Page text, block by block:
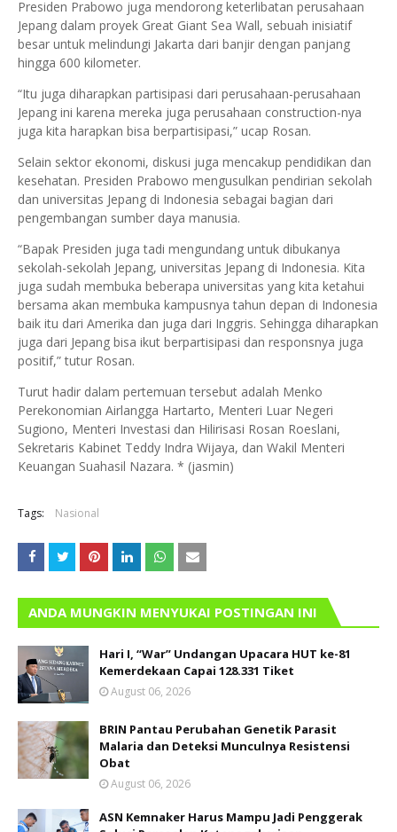
Presiden Prabowo juga mendorong keterlibatan perusahaan
Jepang dalam proyek Great Giant Sea Wall, sebuah inisiatif
besar untuk melindungi Jakarta dari banjir dengan panjang
hingga 600 kilometer.
“Itu juga diharapkan partisipasi dari perusahaan-perusahaan
Jepang ini karena mereka juga perusahaan construction-nya
juga kita harapkan bisa berpartisipasi,” ucap Rosan.
Selain sektor ekonomi, diskusi juga mencakup pendidikan dan
kesehatan. Presiden Prabowo mengusulkan pendirian sekolah
dan universitas Jepang di Indonesia sebagai bagian dari
pengembangan sumber daya manusia.
“Bapak Presiden juga tadi mengundang untuk dibukanya
sekolah-sekolah Jepang, universitas Jepang di Indonesia. Kita
juga sudah membuka beberapa universitas yang kita ketahui
bersama akan membuka kampusnya tahun depan di Indonesia
baik itu dari Amerika dan juga dari Inggris. Sehingga diharapkan
juga dari Jepang bisa ikut berpartisipasi dan responsnya juga
positif,” tutur Rosan.
Turut hadir dalam pertemuan tersebut adalah Menko
Perekonomian Airlangga Hartarto, Menteri Luar Negeri
Sugiono, Menteri Investasi dan Hilirisasi Rosan Roeslani,
Sekretaris Kabinet Teddy Indra Wijaya, dan Wakil Menteri
Keuangan Suahasil Nazara. * (jasmin)
Tags: Nasional
ANDA MUNGKIN MENYUKAI POSTINGAN INI
Hari I, “War” Undangan Upacara HUT ke-81
Kemerdekaan Capai 128.331 Tiket
August 06, 2026
BRIN Pantau Perubahan Genetik Parasit
Malaria dan Deteksi Munculnya Resistensi
Obat
August 06, 2026
ASN Kemnaker Harus Mampu Jadi Penggerak